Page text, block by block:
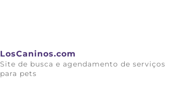
LosCaninos.com
Site de busca e agendamento de serviços
para pets